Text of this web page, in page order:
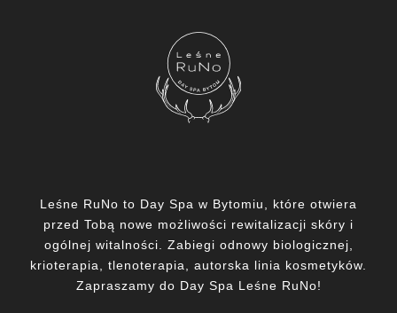
Leśne RuNo to Day Spa w Bytomiu, które otwiera
przed Tobą nowe możliwości rewitalizacji skóry i
ogólnej witalności. Zabiegi odnowy biologicznej,
krioterapia, tlenoterapia, autorska linia kosmetyków.
Zapraszamy do Day Spa Leśne RuNo!